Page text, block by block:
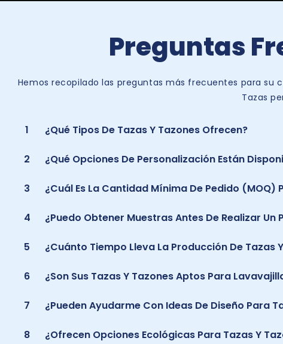
Preguntas
Hemos recopilado las preguntas más frecuentes para su
Tazas
1 ¿Qué Tipos De Tazas Y Tazones Ofrecen?
2 ¿Qué Opciones De Personalización Están
3 ¿Cuál Es La Cantidad Mínima De Pedido
4 ¿Puedo Obtener Muestras Antes De Realizar Un
5 ¿Cuánto Tiempo Lleva La Producción De Tazas
6 ¿Son Sus Tazas Y Tazones Aptos Para
7 ¿Pueden Ayudarme Con Ideas De Diseño Para
8 ¿Ofrecen Opciones Ecológicas Para Tazas Y